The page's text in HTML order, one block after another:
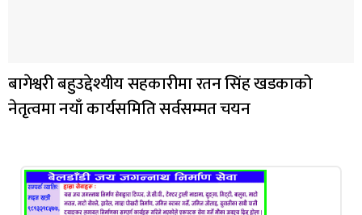
बागेश्वरी बहुउद्देश्यीय सहकारीमा रतन सिंह खडकाको
नेतृत्वमा नयाँ कार्यसमिति सर्वसम्मत चयन